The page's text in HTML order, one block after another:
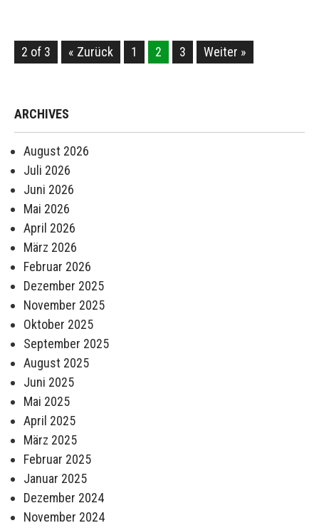
2 of 3 « Zurück 1 2 3 Weiter »
ARCHIVES
August 2026
Juli 2026
Juni 2026
Mai 2026
April 2026
März 2026
Februar 2026
Dezember 2025
November 2025
Oktober 2025
September 2025
August 2025
Juni 2025
Mai 2025
April 2025
März 2025
Februar 2025
Januar 2025
Dezember 2024
November 2024